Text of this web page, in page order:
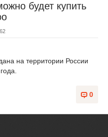
будет купить
на территории России
0